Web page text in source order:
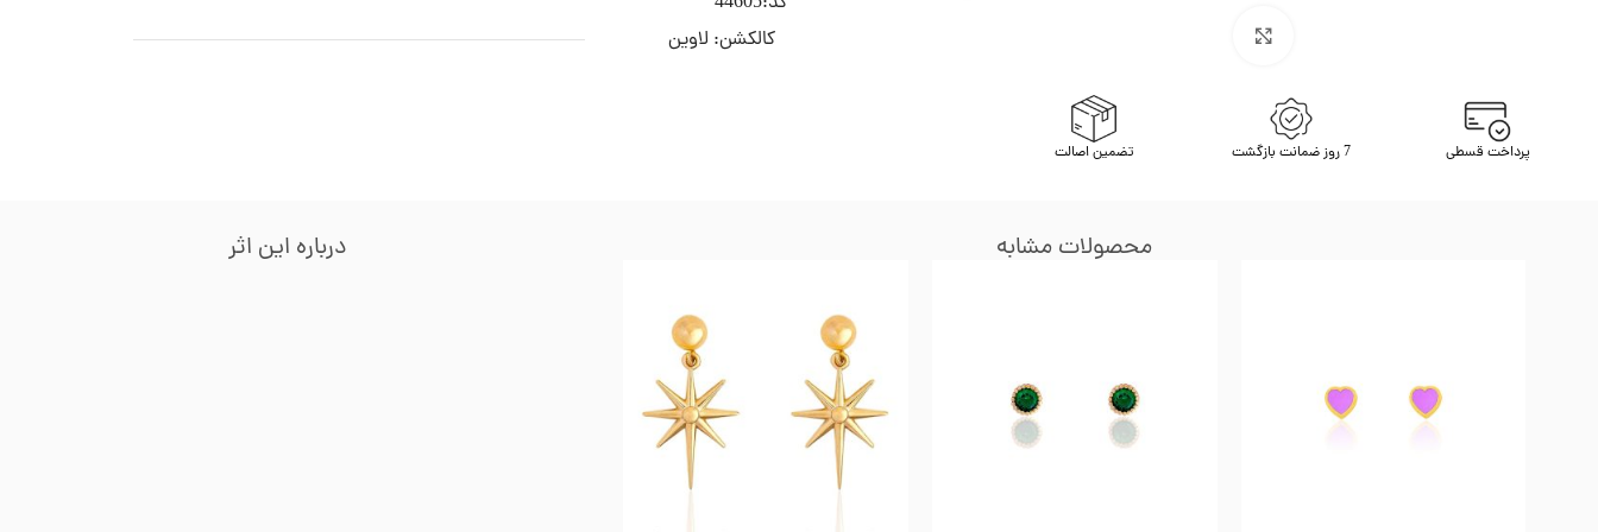
پرداخت قسطی 7 روز ضمانت بازگشت تضمین اصالت
کالکشن: لاوین
محصولات مشابه درباره این اثر